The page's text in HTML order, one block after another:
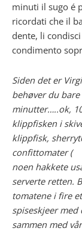
minuti il sugo é
ricordati che il
dente, li
condimento
Siden det er
behøver du bare
minutter…..ok,
klippfisken i
klippfisk,
confittomater (
noen hakkete
serverte retten.
tomatene i fire
spiseskjeer
sammen med